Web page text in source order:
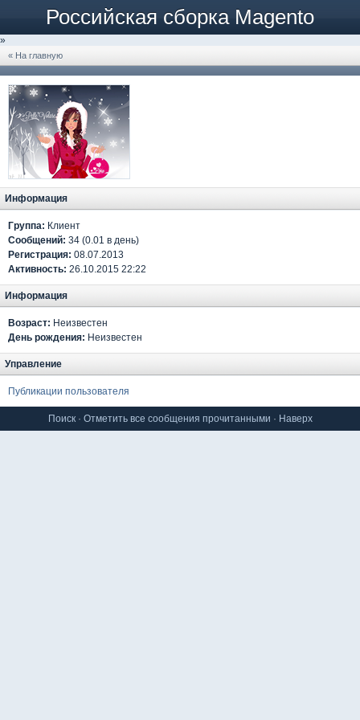
Российская сборка Magento
»
« На главную
Информация
Группа: Клиент
Сообщений: 34 (0.01 в день)
Регистрация: 08.07.2013
Активность: 26.10.2015 22:22
Информация
Возраст: Неизвестен
День рождения: Неизвестен
Управление
Публикации пользователя
Поиск· Отметить все сообщения прочитанными · Наверх